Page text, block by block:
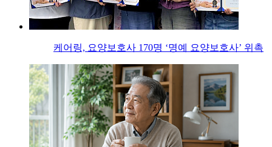
케어링, 요양보호사 170명 ‘명예 요양보호사’ 위촉